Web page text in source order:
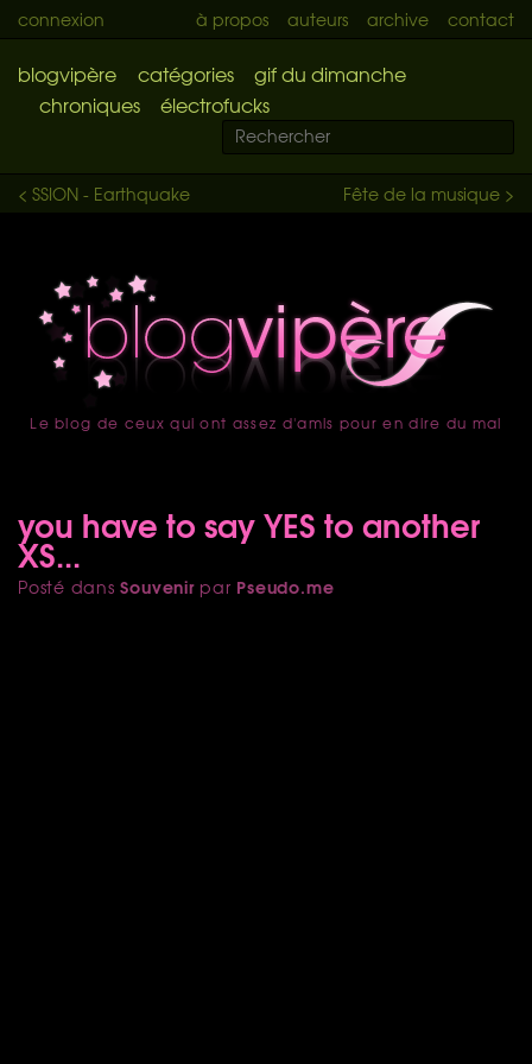
connexion à propos auteurs archive contact
blogvipère catégories
gif du dimanche
chroniques
électrofucks
Fête de la musique >
< SSION - Earthquake
accueil
Le blog de ceux qui ont assez d'amis pour en dire du mal
you have to say YES to another
XS...
Posté dansSouvenirpar Pseudo.me